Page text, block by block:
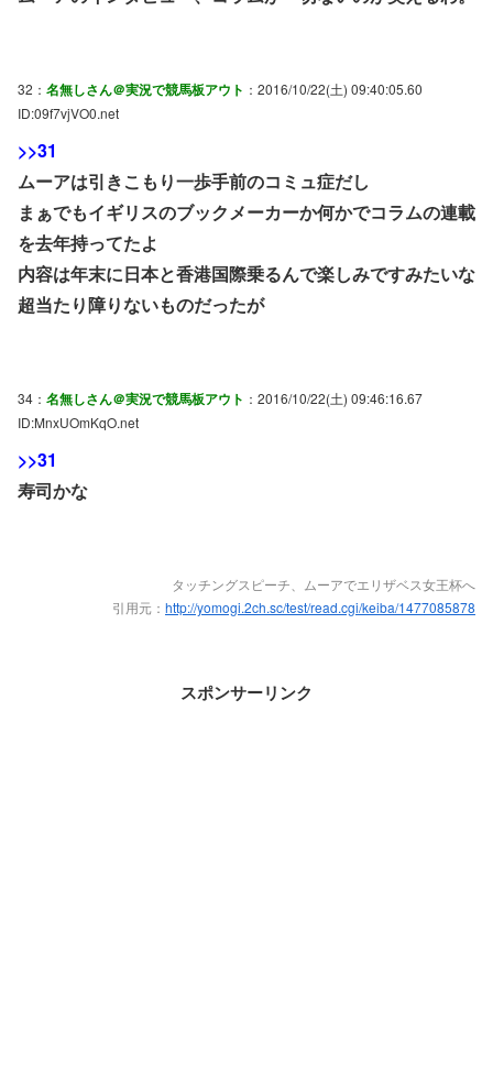
32： 名無しさん＠実況で競馬板アウト ：2016/10/22(土) 09:40:05.60
ID:09f7vjVO0.net
>>31
ムーアは引きこもり一歩手前のコミュ症だし
まぁでもイギリスのブックメーカーか何かでコラムの連載
を去年持ってたよ
内容は年末に日本と香港国際乗るんで楽しみですみたいな
超当たり障りないものだったが
34： 名無しさん＠実況で競馬板アウト ：2016/10/22(土) 09:46:16.67
ID:MnxUOmKqO.net
>>31
寿司かな
タッチングスピーチ、ムーアでエリザベス女王杯へ
引用元： http://yomogi.2ch.sc/test/read.cgi/keiba/1477085878
スポンサーリンク